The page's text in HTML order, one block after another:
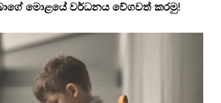
මොළයේ වර්ධනය වේගවත් කරමු!